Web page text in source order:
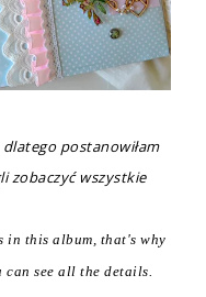
postanowiłam
zobaczyć wszystkie
in this album, that's why
see all the details.